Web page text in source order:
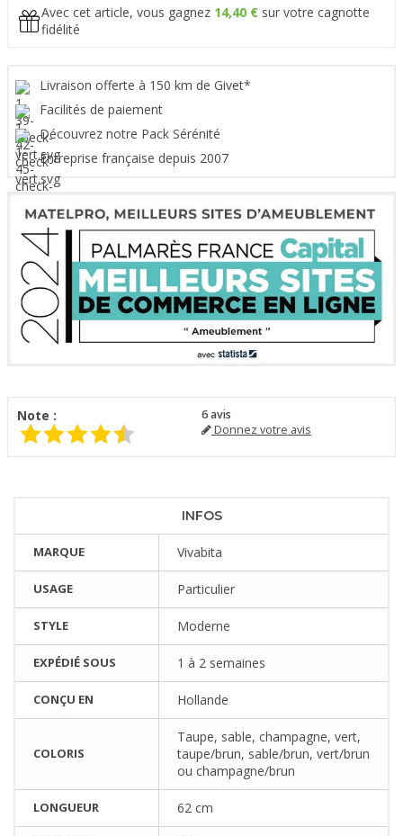
Avec cet article, vous gagnez 14,40 € sur votre cagnotte
fidélité
Livraison offerte à 150 km de Givet*
Facilités de paiement
Découvrez notre Pack Sérénité
Entreprise française depuis 2007
Note : 6avis
Donnez votre avis
INFOS
MARQUE Vivabita
USAGE Particulier
STYLE Moderne
EXPÉDIÉ SOUS 1 à 2 semaines
CONÇU EN Hollande
COLORIS
Taupe, sable, champagne, vert,
taupe/brun, sable/brun, vert/brun
ou champagne/brun
LONGUEUR 62 cm